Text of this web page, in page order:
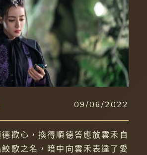
09/06/2022
歡心，換得順德答應放雲禾自
歌之名，暗中向雲禾表達了愛